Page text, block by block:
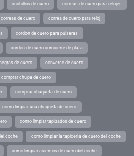
cuchillos de cuero correas de cuero para relojes
correas de cuero correa de cuero para reloj
cordon de cuero para pulseras
cordon de cuero con cierre de plata
de cuero converse de cuero
comprar chupa de cuero
comprar chaqueta de cuero
como limpiar una chaqueta de cuero
como limpiar tapizados de cuero
coche como limpiar la tapiceria de cuero del coche
como limpiar asientos de cuero del coche